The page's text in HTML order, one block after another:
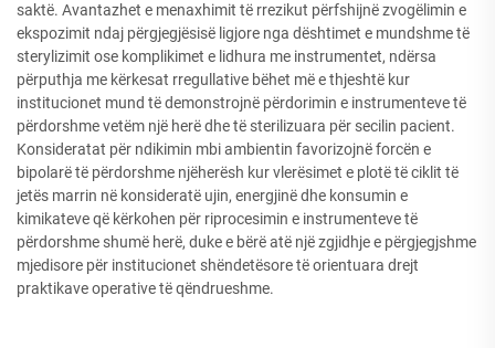
saktë. Avantazhet e menaxhimit të rrezikut përfshijnë zvogëlimin e
ekspozimit ndaj përgjegjësisë ligjore nga dështimet e mundshme të
sterylizimit ose komplikimet e lidhura me instrumentet, ndërsa
përputhja me kërkesat rregullative bëhet më e thjeshtë kur
institucionet mund të demonstrojnë përdorimin e instrumenteve të
përdorshme vetëm një herë dhe të sterilizuara për secilin pacient.
Konsideratat për ndikimin mbi ambientin favorizojnë forcën e
bipolarë të përdorshme njëherësh kur vlerësimet e plotë të ciklit të
jetës marrin në konsideratë ujin, energjinë dhe konsumin e
kimikateve që kërkohen për riprocesimin e instrumenteve të
përdorshme shumë herë, duke e bërë atë një zgjidhje e përgjegjshme
mjedisore për institucionet shëndetësore të orientuara drejt
praktikave operative të qëndrueshme.